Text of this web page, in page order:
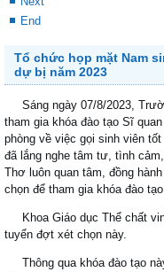
End
Tổ chức họp mặt Nam
dự bị năm 2023
Sáng ngày 07/8/2023,
tham gia khóa đào tạo Sĩ
phòng về việc gọi sinh viên
đã lắng nghe tâm tư, tình
Thơ luôn quan tâm, đồng
chọn để tham gia khóa đào
Khoa Giáo dục Thể chất
tuyển đợt xét chọn này.
Thông qua khóa đào tạo